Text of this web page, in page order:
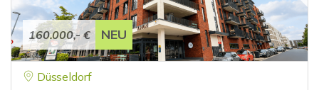
160.000,- € NEU
Düsseldorf